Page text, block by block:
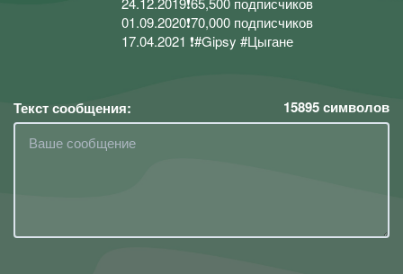
01.09.2020❗️70,000 подписчиков
17.04.2021 ❗️#Gipsy #Цыгане
Текст сообщения: 15895символов